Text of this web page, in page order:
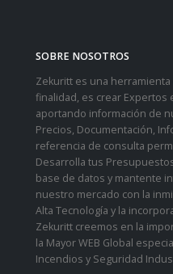
SOBRE NOSOTROS
Zekuritt es una herramienta
finalidad, es crear Expertos
aportando información de
Precios, Documentación,
referencia de consulta
Desarrolla tus
base de datos y mantente
nuestro mercado con la
Alta Tecnología y la
Zekuritt creemos en la
la Mayor WEB Global
Incendios y Seguridad